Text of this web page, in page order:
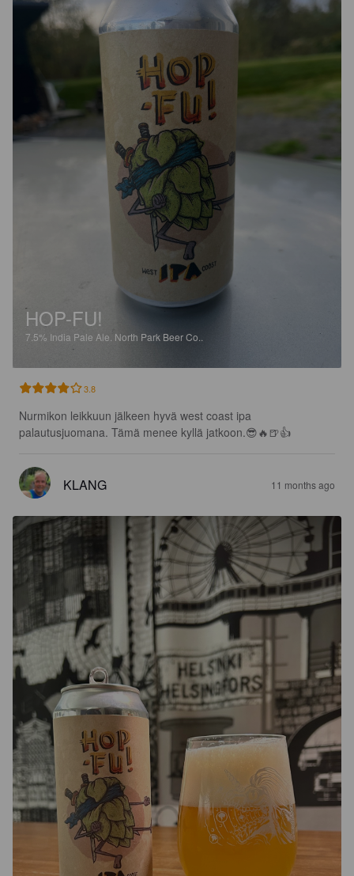
HOP-FU!
7.5% India Pale Ale. North Park Beer Co..
3.8
Nurmikon leikkuun jälkeen hyvä west coast ipa
palautusjuomana. Tämä menee kyllä jatkoon.😎🔥🍺👍
KLANG 11 months ago